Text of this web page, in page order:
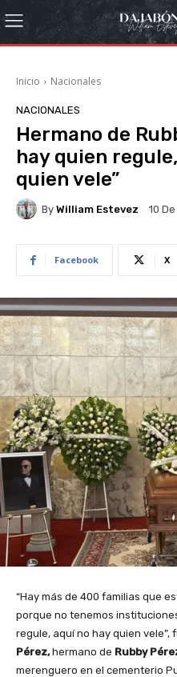
Inicio Nacionales
NACIONALES
Hermano de
hay quien
quien vele”
By William Estevez 10
Facebook X
“Hay más de 400 familias que
porque no tenemos
regule, aquí no hay quien vele”,
Pérez,hermano de Rubby
merenguero en el cementerio